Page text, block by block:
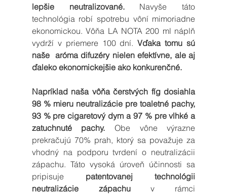
lepšie neutralizované. Navyše táto
technológia robí spotrebu vôní mimoriadne
ekonomickou. Vôňa LA NOTA 200 ml náplň
vydrží v priemere 100 dní. Vďaka tomu sú
naše  aróma difuzéry nielen efektívne, ale aj
ďaleko ekonomickejšie ako konkurenčné.
Napríklad naša vôňa čerstvých fíg dosiahla
98 % mieru neutralizácie pre toaletné pachy,
93 % pre cigaretový dym a 97 % pre vlhké a
zatuchnuté pachy. Obe vône výrazne
prekračujú 70% prah, ktorý sa považuje za
vhodný na podporu tvrdení o neutralizácii
zápachu. Táto vysoká úroveň účinnosti sa
pripisuje patentovanej technológii
neutralizácie zápachu v rámci